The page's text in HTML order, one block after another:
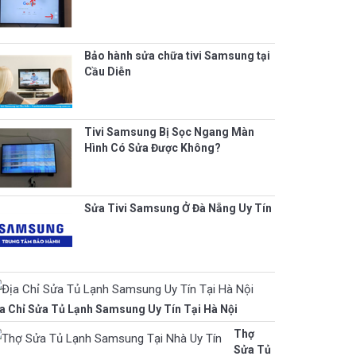
Bảo hành sửa chữa tivi Samsung tại
Cầu Diễn
Tivi Samsung Bị Sọc Ngang Màn
Hình Có Sửa Được Không?
Sửa Tivi Samsung Ở Đà Nẵng Uy Tín
Chỉ Sửa Tủ Lạnh Samsung Uy Tín Tại Hà Nội
Thợ
Sửa Tủ